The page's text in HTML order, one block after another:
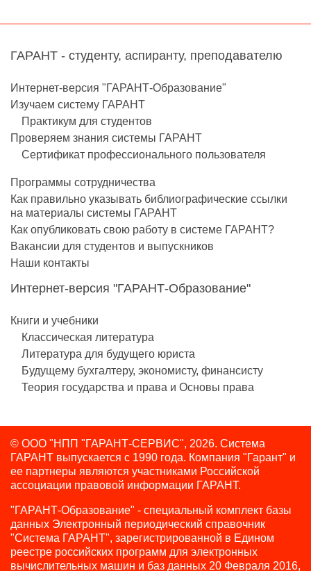
ГАРАНТ - студенту, аспиранту, преподавателю
Интернет-версия "ГАРАНТ-Образование"
Изучаем систему ГАРАНТ
Практикум для студентов
Проверяем знания системы ГАРАНТ
Сертификат профессионального пользователя
Программы сотрудничества
Как правильно указывать библиографические ссылки
на материалы системы ГАРАНТ
Как опубликовать свою работу в системе ГАРАНТ?
Вакансии для студентов и выпускников
Наши контакты
Интернет-версия "ГАРАНТ-Образование"
Книги и учебники
Классическая литература
Литература для будущего юриста
Будущему бухгалтеру, экономисту, финансисту
Теория государства и права и Основы права
© ООО "НПП "ГАРАНТ-СЕРВИС", 2026. Система
ГАРАНТ выпускается с 1990 года. Компания "Гарант" и
ее партнеры являются участниками Российской
ассоциации правовой информации ГАРАНТ.
"ГАРАНТ-Образование" - специальный комплект базы
данных Электронный периодический справочник
"Система ГАРАНТ", зарегистрированной в Едином
реестре российских программ для электронных
вычислительных машин и баз данных 20 Февраля 2016,